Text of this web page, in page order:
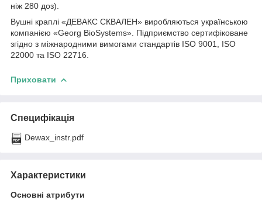
ніж 280 доз).
Вушні краплі «ДЕВАКС СКВАЛЕН» виробляються українською
компанією «Georg BioSystems». Підприємство сертифіковане
згідно з міжнародними вимогами стандартів ISO 9001, ISO
22000 та ISO 22716.
Приховати
Специфікація
Dewax_instr.pdf
Характеристики
Основні атрибути